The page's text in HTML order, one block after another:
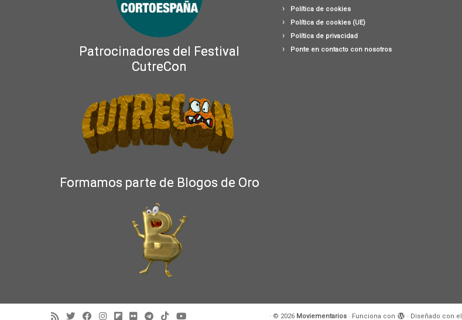
Patrocinadores del Festival
CutreCon
Formamos parte de Blogos de Oro
Política de cookies
Política de cookies (UE)
Política de privacidad
Ponte en contacto con nosotros
· © 2026 Moviementarios· Funciona con · Diseñado con el